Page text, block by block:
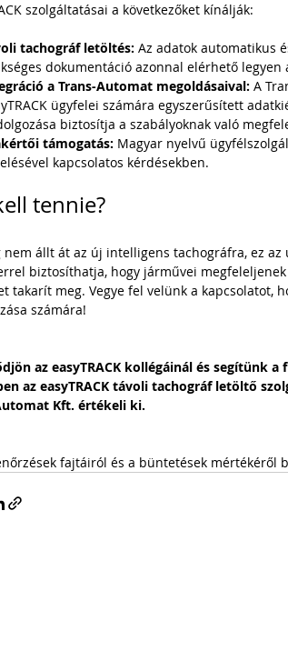
szolgáltatásai a következőket kínálják:
tachográf letöltés: Az adatok automatikus
dokumentáció azonnal elérhető legyen
a Trans-Automat megoldásaival: A
ügyfelei számára egyszerűsített
biztosítja a szabályoknak való
támogatás: Magyar nyelvű
kapcsolatos kérdésekben.
tennie?
nem állt át az új intelligens tachográfra, ez az
biztosíthatja, hogy járművei
takarít meg. Vegye fel velünk a kapcsolatot,
számára!
az easyTRACK kollégáinál és segítünk
az easyTRACK távoli tachográf letöltő
Kft. értékeli ki.
fajtáiról és a büntetések mértékéről